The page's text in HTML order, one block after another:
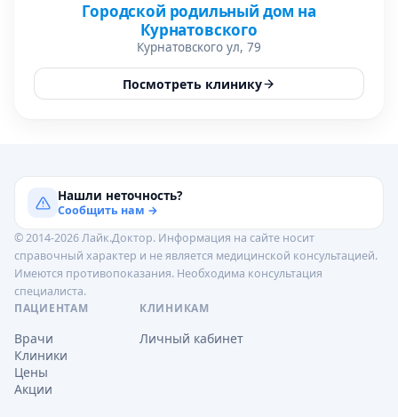
Городской родильный дом на
Курнатовского
Курнатовского ул, 79
Посмотреть клинику
Нашли неточность?
Сообщить нам →
© 2014-2026 Лайк.Доктор. Информация на сайте носит
справочный характер и не является медицинской консультацией.
Имеются противопоказания. Необходима консультация
специалиста.
ПАЦИЕНТАМ
Врачи
Клиники
Цены
Акции
КЛИНИКАМ
Личный кабинет